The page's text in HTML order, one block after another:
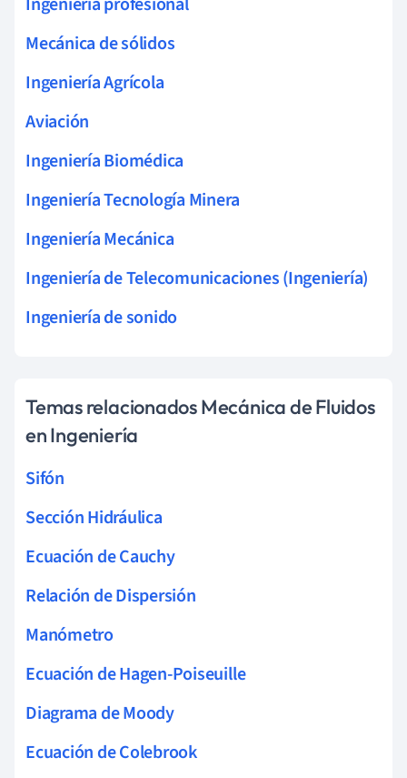
Mecánica de sólidos
Ingeniería Agrícola
Aviación
Ingeniería Biomédica
Ingeniería Tecnología Minera
Ingeniería Mecánica
Ingeniería de Telecomunicaciones (Ingeniería)
Ingeniería de sonido
Temas relacionados Mecánica de Fluidos
en Ingeniería
Sifón
Sección Hidráulica
Ecuación de Cauchy
Relación de Dispersión
Manómetro
Ecuación de Hagen-Poiseuille
Diagrama de Moody
Ecuación de Colebrook